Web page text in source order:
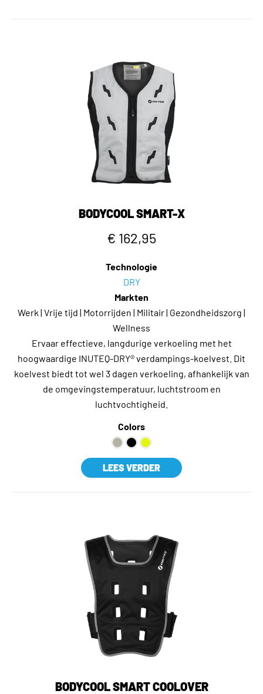
Verkrijgbaar in vijf verschillende temoeratuurklassen van
6,5°C tot 29°C, leveren ze nauwkeurige en constante
verkoeling die perfect aansluit bij jouw behoeften.
Kies voor INUTEQ en ervaar geavanceerde
koeltechnologie die je lichaamstemperatuur onder
controle houdt en je focus behoudt - ongeacht hoe hoog
de temperatuur oploopt. Versla de hitte met INUTEQ. Blijf
koel. Blijf veilig. Blijf in controle.
BODYCOOL SMART-X
€ 162,95
Technologie
DRY
Markten
Werk | Vrije tijd | Motorrijden | Militair | Gezondheidszorg |
Wellness
Ervaar effectieve, langdurige verkoeling met het
hoogwaardige INUTEQ-DRY® verdampings-koelvest. Dit
koelvest biedt tot wel 3 dagen verkoeling, afhankelijk van
de omgevingstemperatuur, luchtstroom en
luchtvochtigheid.
Colors
LEES VERDER
BODYCOOL SMART COOLOVER